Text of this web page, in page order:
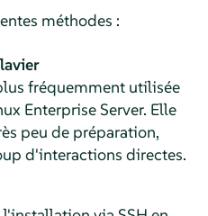
méthodes :
fréquemment utilisée
Enterprise Server. Elle
peu de préparation,
d'interactions directes.